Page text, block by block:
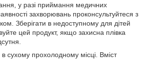
у разі приймання медичних
захворювань проконсультуйтеся з
Зберігати в недоступному для дітей
цей продукт, якщо захисна плівка
в сухому прохолодному місці. Вміст